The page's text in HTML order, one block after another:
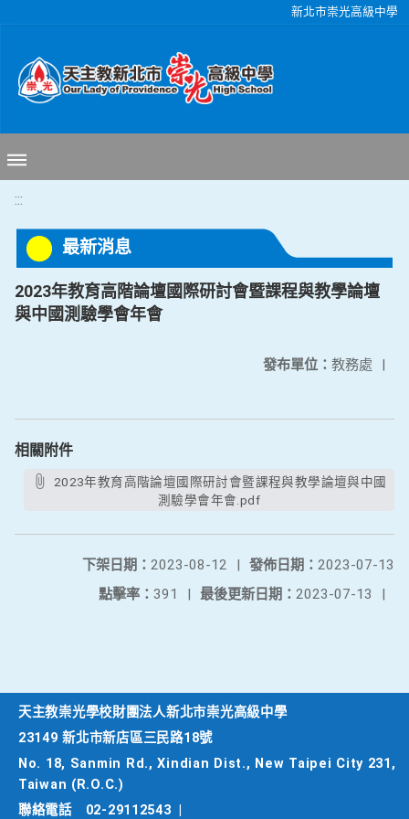
新北市崇光高級中學
:::
最新消息
2023年教育高階論壇國際研討會暨課程與教學論壇
與中國測驗學會年會
發布單位： 教務處 |
相關附件
測驗學會年會.pdf
發佈日期： 2023-07-13
下架日期： 2023-08-12
|
最後更新日期： 2023-07-13 |
點擊率： 391 |
天主教崇光學校財團法人新北市崇光高級中學
23149 新北市新店區三民路18號
No. 18, Sanmin Rd., Xindian Dist., New Taipei City 231,
Taiwan (R.O.C.)
聯絡電話
02-29112543